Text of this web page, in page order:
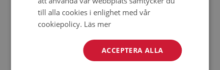
Observera att skador som orsakats av användning på
grund av tidens gång (t.ex. nötning) inte är berättigade för
till alla cookies i enlighet med vår
cookiepolicy. Läs mer
ACCEPTERA ALLA